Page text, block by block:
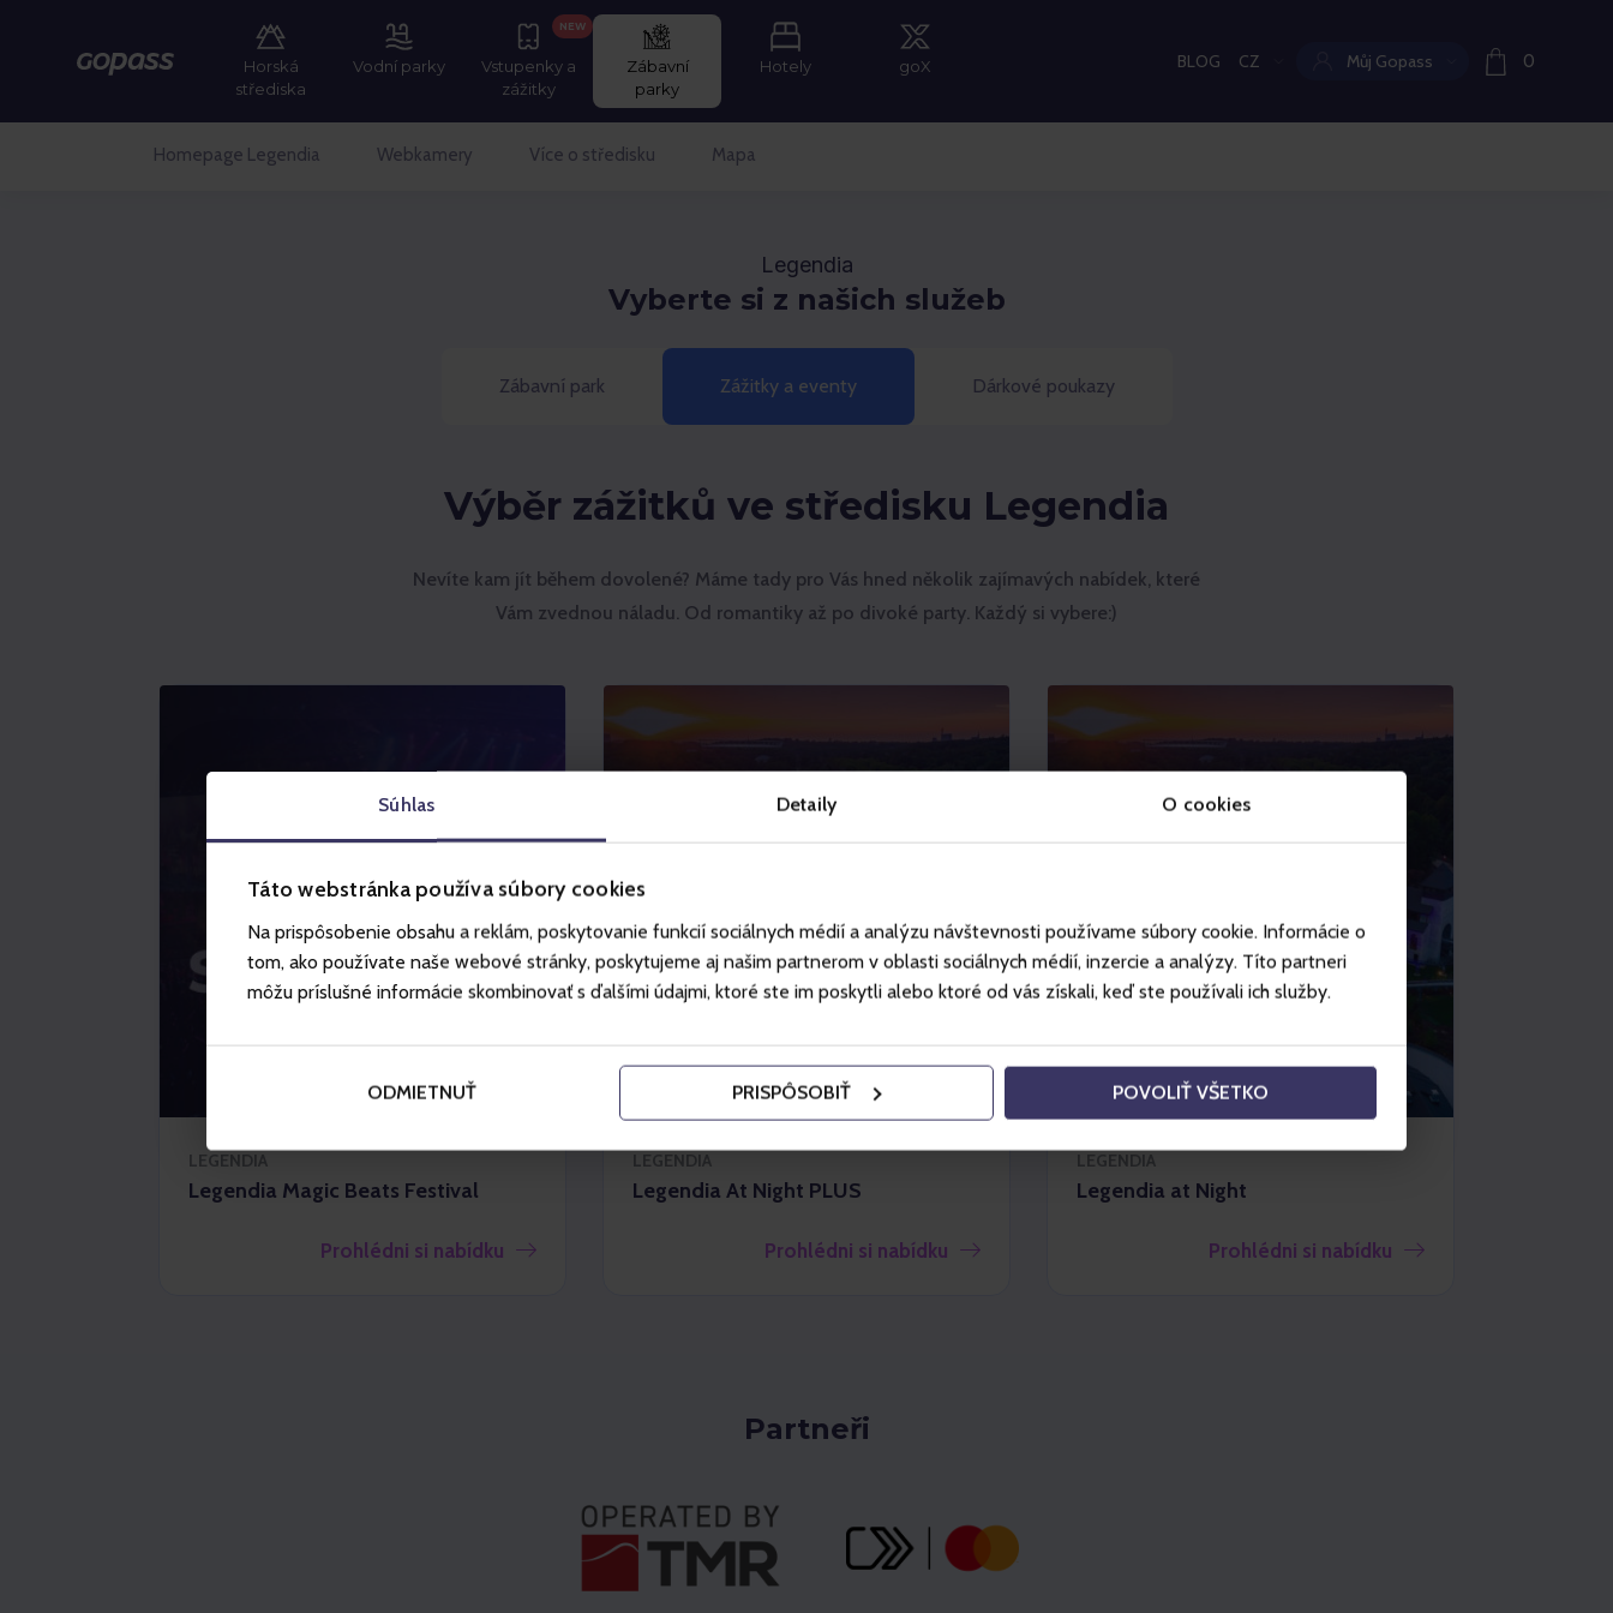
Súhlas Detaily O cookies
Táto webstránka používa súbory cookies
Na prispôsobenie obsahu a reklám, poskytovanie funkcií sociálnych médií a analýzu návštevnosti používame súbory cookie. Informácie o
tom, ako používate naše webové stránky, poskytujeme aj našim partnerom v oblasti sociálnych médií, inzercie a analýzy. Títo partneri
môžu príslušné informácie skombinovať s ďalšími údajmi, ktoré ste im poskytli alebo ktoré od vás získali, keď ste používali ich služby.
ODMIETNUŤ PRISPÔSOBIŤ POVOLIŤ VŠETKO
GOPASS
Horská
střediska
Vodní parky
Vstupenky a
zážitky
NEW
Zábavní
parky
Hotely goX BLOG Aktuální jazyk:
CZ Můj Gopass 0
Homepage Legendia Webkamery Více o středisku Mapa
Legendia
Vyberte si z našich služeb
Zábavní park Zážitky a eventy Dárkové poukazy
Výběr zážitků ve středisku Legendia
Nevíte kam jít během dovolené? Máme tady pro Vás hned několik zajímavých nabídek, které
Vám zvednou náladu. Od romantiky až po divoké party. Každý si vybere:)
LEGENDIA
Legendia Magic Beats Festival
Prohlédni si nabídku
LEGENDIA
Legendia At Night PLUS
Prohlédni si nabídku
LEGENDIA
Legendia at Night
Prohlédni si nabídku
Partneři